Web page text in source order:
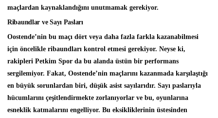
maçlardan kaynaklandığını unutmamak gerekiyor.
Ribaundlar ve Sayı Pasları
Oostende’nin bu maçı dört veya daha fazla farkla kazanabilmesi
için öncelikle ribaundları kontrol etmesi gerekiyor. Neyse ki,
rakipleri Petkim Spor da bu alanda üstün bir performans
sergilemiyor. Fakat, Oostende’nin maçlarını kazanmada karşılaştığı
en büyük sorunlardan biri, düşük asist sayılarıdır. Sayı paslarıyla
hücumlarını çeşitlendirmekte zorlanıyorlar ve bu, oyunlarına
esneklik katmalarını engelliyor. Bu eksikliklerinin üstesinden